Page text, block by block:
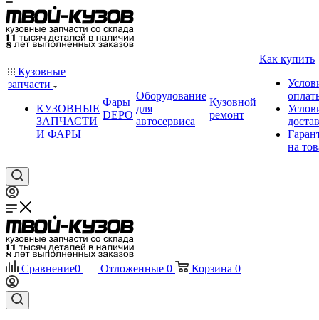
Кузовные
запчасти
КУЗОВНЫЕ
ЗАПЧАСТИ
И ФАРЫ
Фары
DEPO
Оборудование
для
автосервиса
Кузовной
ремонт
Как купить
на
Сравнение0 Отложенные 0 Корзина 0